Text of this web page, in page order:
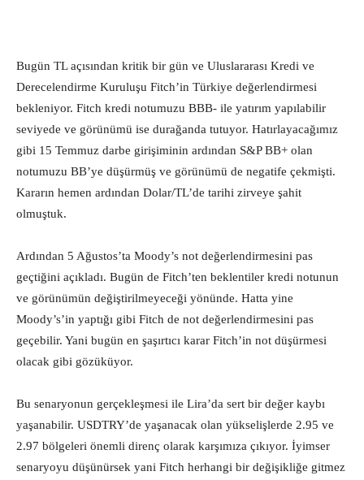
Bugün TL açısından kritik bir gün ve Uluslararası Kredi ve
Derecelendirme Kuruluşu Fitch’in Türkiye değerlendirmesi
bekleniyor. Fitch kredi notumuzu BBB- ile yatırım yapılabilir
seviyede ve görünümü ise durağanda tutuyor. Hatırlayacağımız
gibi 15 Temmuz darbe girişiminin ardından S&P BB+ olan
notumuzu BB’ye düşürmüş ve görünümü de negatife çekmişti.
Kararın hemen ardından Dolar/TL’de tarihi zirveye şahit
olmuştuk.
Ardından 5 Ağustos’ta Moody’s not değerlendirmesini pas
geçtiğini açıkladı. Bugün de Fitch’ten beklentiler kredi notunun
ve görünümün değiştirilmeyeceği yönünde. Hatta yine
Moody’s’in yaptığı gibi Fitch de not değerlendirmesini pas
geçebilir. Yani bugün en şaşırtıcı karar Fitch’in not düşürmesi
olacak gibi gözüküyor.
Bu senaryonun gerçekleşmesi ile Lira’da sert bir değer kaybı
yaşanabilir. USDTRY’de yaşanacak olan yükselişlerde 2.95 ve
2.97 bölgeleri önemli direnç olarak karşımıza çıkıyor. İyimser
senaryoyu düşünürsek yani Fitch herhangi bir değişikliğe gitmez